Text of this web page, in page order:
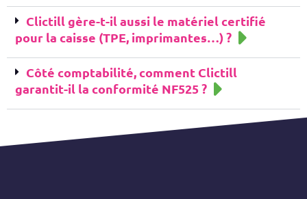
Clictill gère-t-il aussi le matériel certifié
pour la caisse (TPE, imprimantes…) ?
Côté comptabilité, comment Clictill
garantit-il la conformité NF525 ?